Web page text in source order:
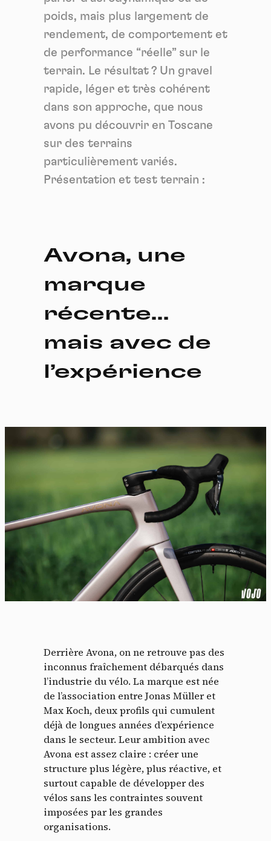
poids, mais plus largement de
rendement, de comportement et
de performance “réelle” sur le
terrain. Le résultat ? Un gravel
rapide, léger et très cohérent
dans son approche, que nous
avons pu découvrir en Toscane
sur des terrains
particulièrement variés.
Présentation et test terrain :
Avona, une
marque
récente…
mais avec de
l’expérience
Derrière Avona, on ne retrouve pas des
inconnus fraîchement débarqués dans
l’industrie du vélo. La marque est née
de l’association entre Jonas Müller et
Max Koch, deux profils qui cumulent
déjà de longues années d’expérience
dans le secteur. Leur ambition avec
Avona est assez claire : créer une
structure plus légère, plus réactive, et
surtout capable de développer des
vélos sans les contraintes souvent
imposées par les grandes
organisations.